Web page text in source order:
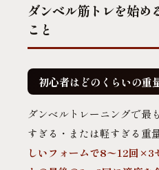
ダンベル筋トレを始め
こと
初心者はどのくらいの重
ダンベルトレーニングで最
すぎる・または軽すぎる重
しいフォームで8〜12回×3